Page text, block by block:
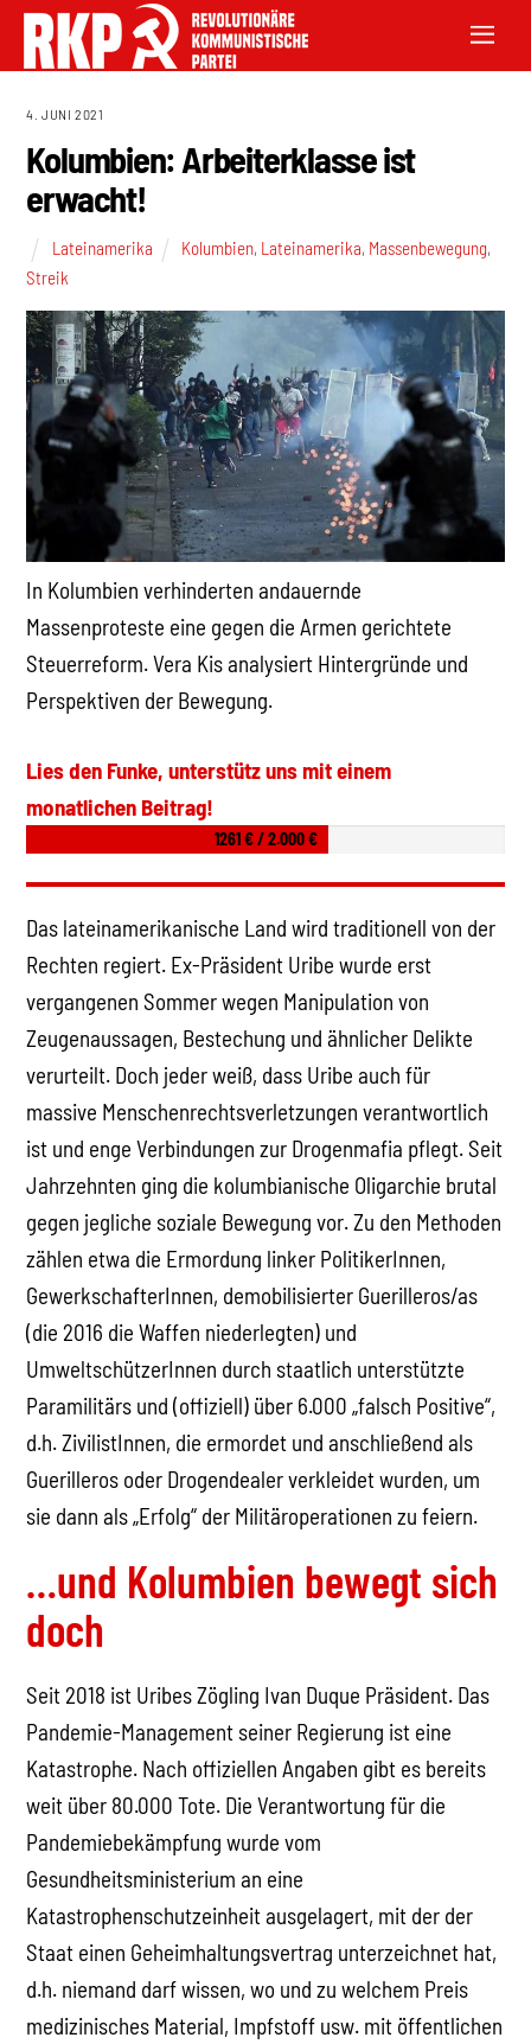
4. JUNI 2021
Kolumbien: Arbeiterklasse ist
erwacht!
Lateinamerika Kolumbien, Lateinamerika, Massenbewegung,
Streik
In Kolumbien verhinderten andauernde
Massenproteste eine gegen die Armen gerichtete
Steuerreform. Vera Kis analysiert Hintergründe und
Perspektiven der Bewegung.
Lies den Funke, unterstütz uns mit einem
monatlichen Beitrag!
1261 € / 2.000 €
Das lateinamerikanische Land wird traditionell von der
Rechten regiert. Ex-Präsident Uribe wurde erst
vergangenen Sommer wegen Manipulation von
Zeugenaussagen, Bestechung und ähnlicher Delikte
verurteilt. Doch jeder weiß, dass Uribe auch für
massive Menschenrechtsverletzungen verantwortlich
ist und enge Verbindungen zur Drogenmafia pflegt. Seit
Jahrzehnten ging die kolumbianische Oligarchie brutal
gegen jegliche soziale Bewegung vor. Zu den Methoden
zählen etwa die Ermordung linker PolitikerInnen,
GewerkschafterInnen, demobilisierter Guerilleros/as
(die 2016 die Waffen niederlegten) und
UmweltschützerInnen durch staatlich unterstützte
Paramilitärs und (offiziell) über 6.000 „falsch Positive“,
d.h. ZivilistInnen, die ermordet und anschließend als
Guerilleros oder Drogendealer verkleidet wurden, um
sie dann als „Erfolg“ der Militäroperationen zu feiern.
…und Kolumbien bewegt sich
doch
Seit 2018 ist Uribes Zögling Ivan Duque Präsident. Das
Pandemie-Management seiner Regierung ist eine
Katastrophe. Nach offiziellen Angaben gibt es bereits
weit über 80.000 Tote. Die Verantwortung für die
Pandemiebekämpfung wurde vom
Gesundheitsministerium an eine
Katastrophenschutzeinheit ausgelagert, mit der der
Staat einen Geheimhaltungsvertrag unterzeichnet hat,
d.h. niemand darf wissen, wo und zu welchem Preis
medizinisches Material, Impfstoff usw. mit öffentlichen